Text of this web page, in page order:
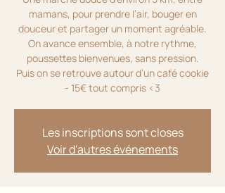
mamans, pour prendre l’air, bouger en
douceur et partager un moment agréable.
On avance ensemble, à notre rythme,
poussettes bienvenues, sans pression.
Puis on se retrouve autour d’un café cookie
- 15€ tout compris <3
Les inscriptions sont closes
Voir d'autres événements